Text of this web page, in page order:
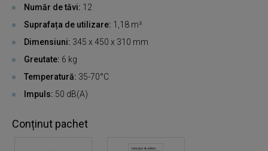
Număr de tăvi: 12
Suprafața de utilizare: 1,18 m²
Dimensiuni: 345 x 450 x 310 mm
Greutate: 6 kg
Temperatură: 35-70°C
Impuls: 50 dB(A)
Conținut pachet